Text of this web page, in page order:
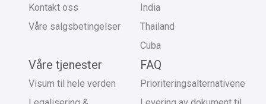
Kontakt oss
Våre salgsbetingelser
India
Thailand
Cuba
Våre tjenester
Visum til hele verden
FAQ
Prioriteringsalternativene